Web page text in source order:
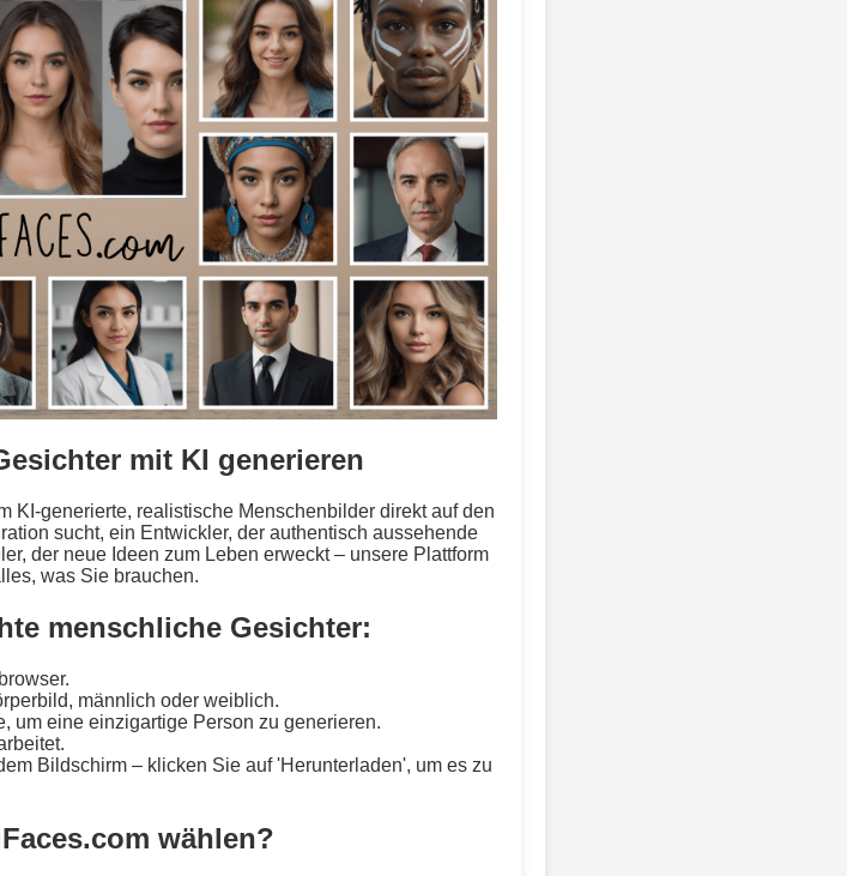
mit KI generieren
KI-generierte, realistische Menschenbilder direkt auf den
sucht, ein Entwickler, der authentisch aussehende
der neue Ideen zum Leben erweckt – unsere Plattform
was Sie brauchen.
menschliche Gesichter:
männlich oder weiblich.
um eine einzigartige Person zu generieren.
Bildschirm – klicken Sie auf 'Herunterladen', um es zu
wählen?